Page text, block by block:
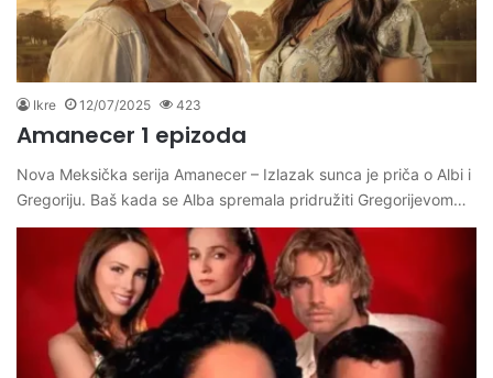
Ikre 12/07/2025 423
Amanecer 1 epizoda
Nova Meksička serija Amanecer – Izlazak sunca je priča o Albi i
Gregoriju. Baš kada se Alba spremala pridružiti Gregorijevom…